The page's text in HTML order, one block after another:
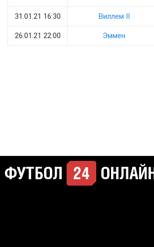
31.01.21 16:30 Виллем II
26.01.21 22:00 Эммен